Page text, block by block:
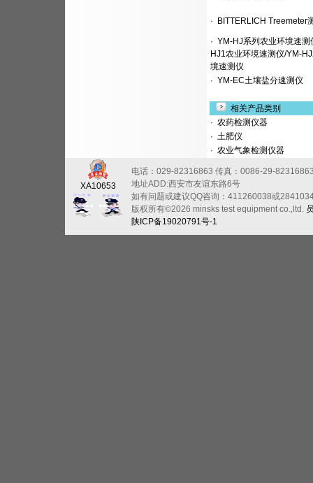
· BITTERLICH Treemeter
· YM-HJ系列农业环境速测
HJ1农业环境速测仪/YM-
境速测仪
· YM-EC土壤盐分速测仪
相关产品类别
· 农药检测仪器
· 土肥仪
· 农业气象检测仪器
XA10653
电话：029-82316863 传真：0086-29-
地址ADD:西安市友谊东路6号
如有问题或建议QQ咨询：411260038或
版权所有©2026 minsks test equipment co.,ltd.
陕ICP备19020791号-1